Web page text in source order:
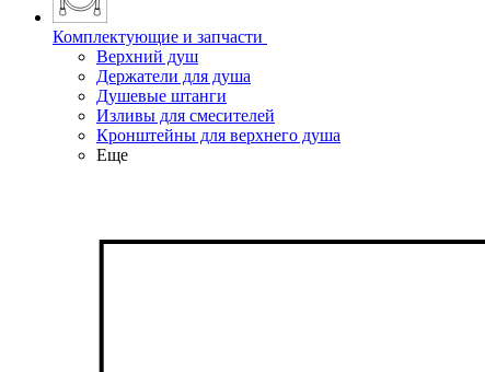
Комплектующие и запчасти
Верхний душ
Держатели для душа
Душевые штанги
Изливы для смесителей
Кронштейны для верхнего душа
Еще